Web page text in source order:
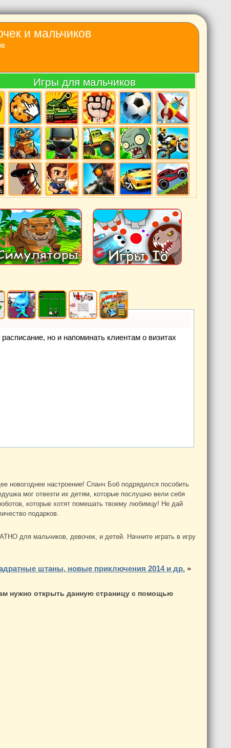
и мальчиков
Игры для мальчиков
но и напоминать клиентам о визитах
новогоднее настроение! Спанч Боб подрядился пособить
мог отвезти их детям, которые послушно вели себя
которые хотят помешать твоему любимцу! Не дай
подарков.
для мальчиков, девочек, и детей. Начните играть в игру
штаны, новые приключения 2014 и др. »
нужно открыть данную страницу с помощью